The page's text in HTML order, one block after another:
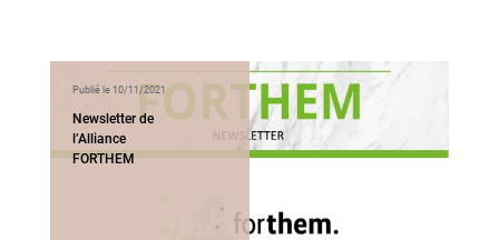
Publié le 10/11/2021
Newsletter de
l’Alliance
FORTHEM